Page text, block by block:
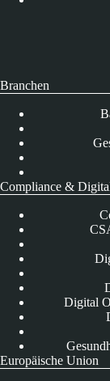
Branchen
Compliance &
Digital
Europäische Union